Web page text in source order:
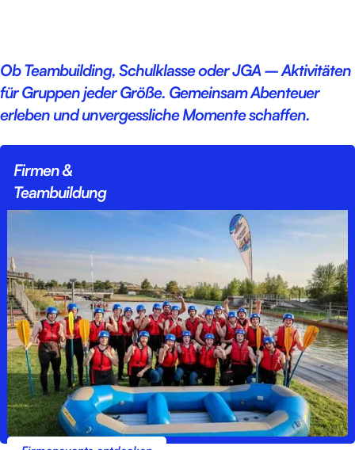
Ob Teambuilding, Schulklasse oder JGA – Aktivitäten
für Gruppen jeder Größe. Gemeinsam Abenteuer
erleben und unvergessliche Momente schaffen.
Firmen &
Teambuildung